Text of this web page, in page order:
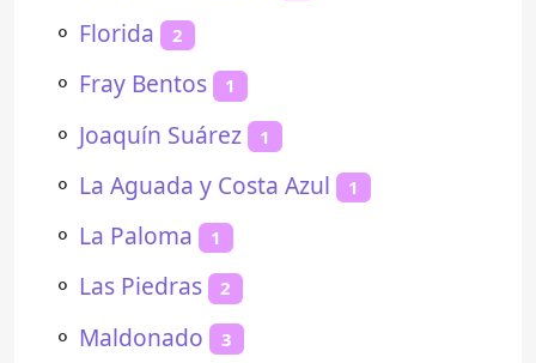
⚬ Florida 2
⚬ Fray Bentos 1
⚬ Joaquín Suárez 1
⚬ La Aguada y Costa Azul 1
⚬ La Paloma 1
⚬ Las Piedras 2
⚬ Maldonado 3